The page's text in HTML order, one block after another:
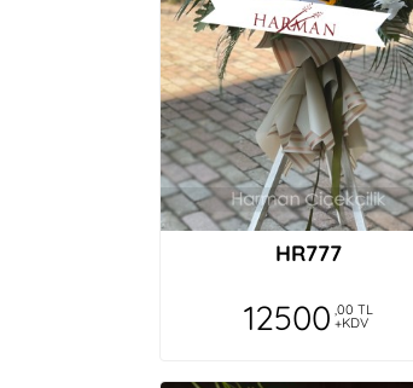
HR777
12500 ,00 TL
+KDV